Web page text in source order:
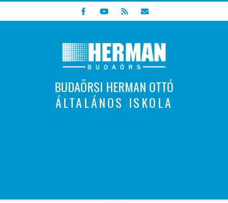
to
BUDAÖRSI HERMAN OTTÓ
ÁLTALÁNOS ISKOLA